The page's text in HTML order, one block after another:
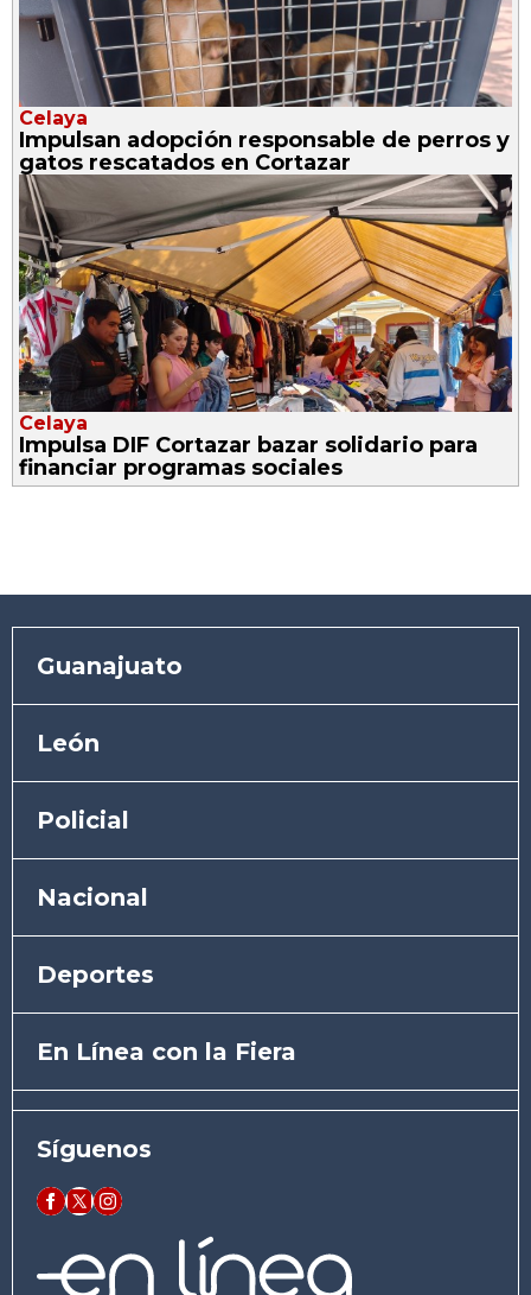
Celaya
Impulsan adopción responsable de perros y
gatos rescatados en Cortazar
Celaya
Impulsa DIF Cortazar bazar solidario para
financiar programas sociales
Guanajuato
León
Policial
Nacional
Deportes
En Línea con la Fiera
Síguenos